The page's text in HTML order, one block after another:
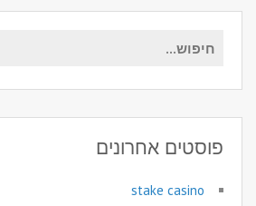
חיפוש
פוסטים אחרונים
stake casino